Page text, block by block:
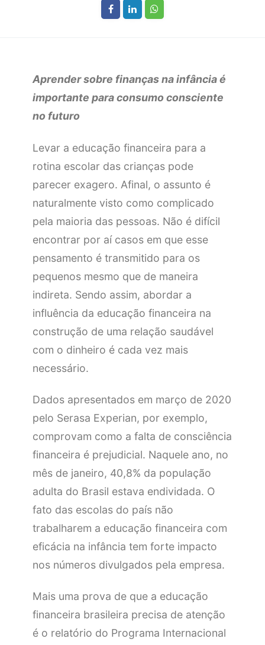
Aprender sobre finanças na infância é
importante para consumo consciente
no futuro
Levar a educação financeira para a
rotina escolar das crianças pode
parecer exagero. Afinal, o assunto é
naturalmente visto como complicado
pela maioria das pessoas. Não é difícil
encontrar por aí casos em que esse
pensamento é transmitido para os
pequenos mesmo que de maneira
indireta. Sendo assim, abordar a
influência da educação financeira na
construção de uma relação saudável
com o dinheiro é cada vez mais
necessário.
Dados apresentados em março de 2020
pelo Serasa Experian, por exemplo,
comprovam como a falta de consciência
financeira é prejudicial. Naquele ano, no
mês de janeiro, 40,8% da população
adulta do Brasil estava endividada. O
fato das escolas do país não
trabalharem a educação financeira com
eficácia na infância tem forte impacto
nos números divulgados pela empresa.
Mais uma prova de que a educação
financeira brasileira precisa de atenção
é o relatório do Programa Internacional